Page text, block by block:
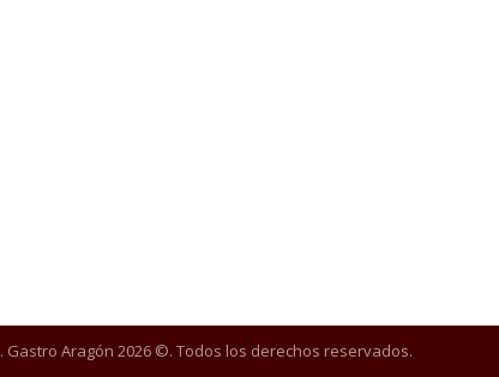
. Gastro Aragón 2026 ©. Todos los derechos reservados.